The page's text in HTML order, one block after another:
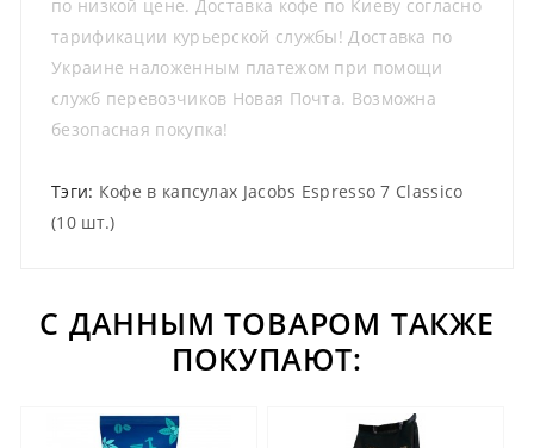
по низкой цене. Доставка кофе по Киеву согласно
тарификации курьерской службы! Доставка по
Украине наложенным платежом при помощи
служб перевозчиков Новая Почта. Возможна
безопасная покупка!
Тэги: Кофе в капсулах Jacobs Espresso 7 Classico
(10 шт.)
С ДАННЫМ ТОВАРОМ ТАКЖЕ
ПОКУПАЮТ: